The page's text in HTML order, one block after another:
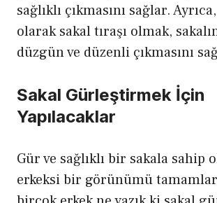
sağlıklı çıkmasını sağlar.
olarak sakal tıraşı olmak,
düzgün ve düzenli çıkmasını
Sakal Gürleştirmek İçin
Yapılacaklar
Gür ve sağlıklı bir sakala sahip
erkeksi bir görünümü